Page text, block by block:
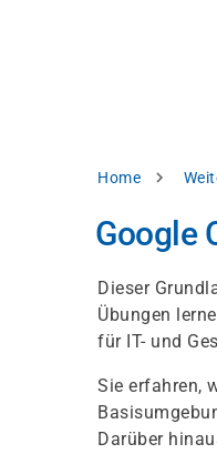
Home
Google
Dieser
Übungen
für IT- und
Sie erfahren,
Darüber
akzeptieren